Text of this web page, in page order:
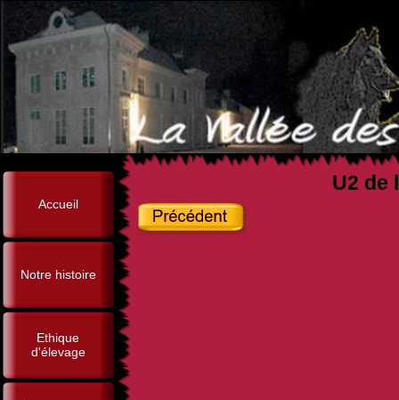
Accueil
Notre histoire
Ethique
d'élevage
U2 de